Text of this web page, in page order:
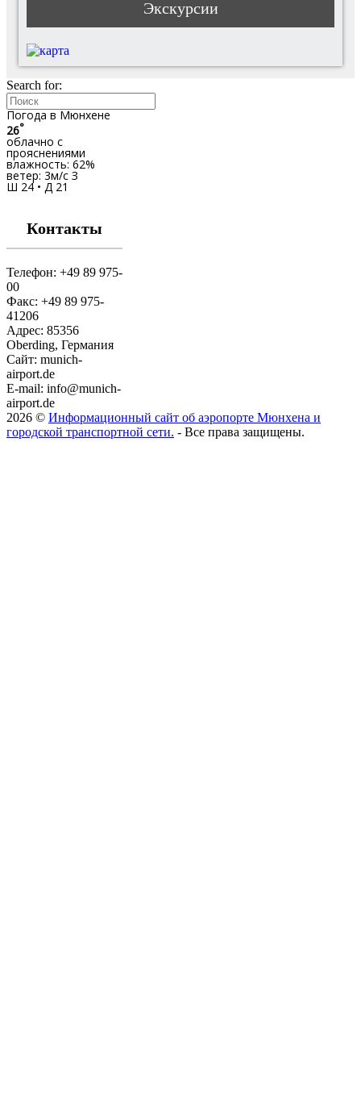
Экскурсии
Search for:
Погода в Мюнхене
26°
облачно с
прояснениями
влажность: 62%
ветер: 3м/с З
Ш 24 • Д 21
Контакты
Телефон: +49 89 975-
00
Факс: +49 89 975-
41206
Адрес: 85356
Oberding, Германия
Сайт: munich-
airport.de
E-mail: info@munich-
airport.de
2026 © Информационный сайт об аэропорте Мюнхена и
городской транспортной сети. - Все права защищены.